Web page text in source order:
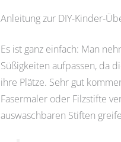
Anleitung zur DIY-Kinder-
Es ist ganz einfach: Man
Süßigkeiten aufpassen, da
ihre Plätze. Sehr gut
Fasermaler oder Filzstifte
auswaschbaren Stiften